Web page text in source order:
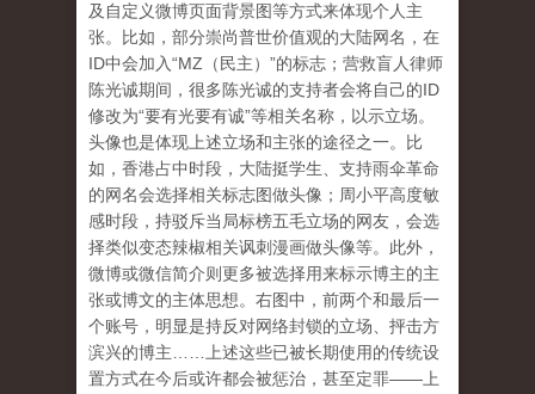
及自定义微博页面背景图等方式来体现个人主
张。比如，部分崇尚普世价值观的大陆网名，在
ID中会加入“MZ（民主）”的标志；营救盲人律师
陈光诚期间，很多陈光诚的支持者会将自己的ID
修改为“要有光要有诚”等相关名称，以示立场。
头像也是体现上述立场和主张的途径之一。比
如，香港占中时段，大陆挺学生、支持雨伞革命
的网名会选择相关标志图做头像；周小平高度敏
感时段，持驳斥当局标榜五毛立场的网友，会选
择类似变态辣椒相关讽刺漫画做头像等。此外，
微博或微信简介则更多被选择用来标示博主的主
张或博文的主体思想。右图中，前两个和最后一
个账号，明显是持反对网络封锁的立场、抨击方
滨兴的博主……上述这些已被长期使用的传统设
置方式在今后或许都会被惩治，甚至定罪——上